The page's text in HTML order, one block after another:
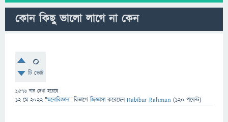
কোন কিছু ভালো লাগে না কেন
0
টি ভোট
1,576 বার দেখা হয়েছে
12 মে 2022 "মনোবিজ্ঞান" বিভাগে জিজ্ঞাসাকরেছেনHabibur Rahman (120 পয়েন্ট)